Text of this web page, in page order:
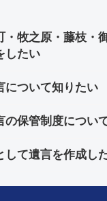
・牧之原・藤枝・
したい
について知りたい
の保管制度につい
して遺言を作成し